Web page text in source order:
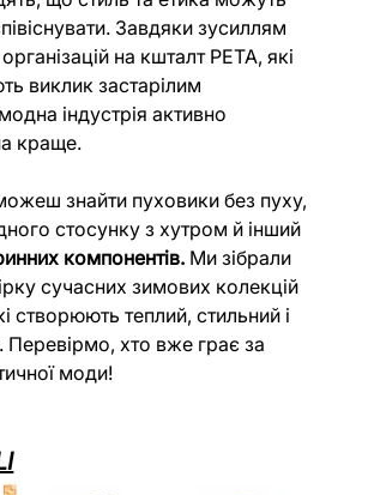
Завдяки зусиллям
на кшталт PETA, які
виклик застарілим
індустрія активно
краще.
знайти пуховики без пуху,
стосунку з хутром й інший
компонентів. Ми зібрали
сучасних зимових колекцій
створюють теплий, стильний і
Перевірмо, хто вже грає за
моди!